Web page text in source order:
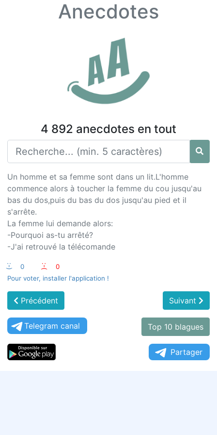
Anecdotes
4 892 anecdotes en tout
Un homme et sa femme sont dans un lit.L'homme
commence alors à toucher la femme du cou jusqu'au
bas du dos,puis du bas du dos jusqu'au pied et il
s'arrête.
La femme lui demande alors:
-Pourquoi as-tu arrêté?​
-J'ai retrouvé la télécomande
:-) 0 :-(
0
Pour voter, installer l'application !
Précédent Suivant
Telegram canal Top 10 blagues
Partager